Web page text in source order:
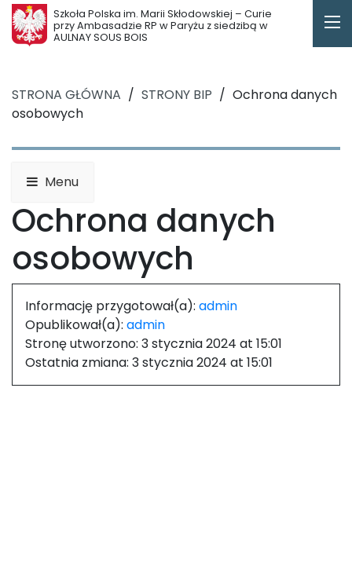
Szkoła Polska im. Marii Skłodowskiej – Curie
przy Ambasadzie RP w Paryżu z siedzibą w
AULNAY SOUS BOIS
STRONA GŁÓWNA / STRONY BIP / Ochrona danych
osobowych
Menu
Ochrona danych
osobowych
Informację przygotował(a): admin
Opublikował(a): admin
Stronę utworzono: 3 stycznia 2024 at 15:01
Ostatnia zmiana: 3 stycznia 2024 at 15:01